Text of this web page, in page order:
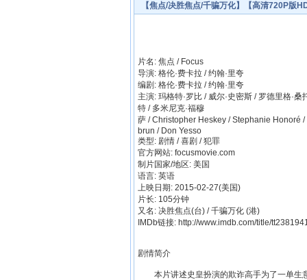
【焦点/决胜焦点/千骗万化】【高清720P版
片名: 焦点 / Focus
导演: 格伦·费卡拉 / 约翰·里夸
编剧: 格伦·费卡拉 / 约翰·里夸
主演: 玛格特·罗比 / 威尔·史密斯 / 罗德里格·
特 / 多米尼克·福穆
萨 / Christopher Heskey / Stephanie Honoré
brun / Don Yesso
类型: 剧情 / 喜剧 / 犯罪
官方网站: focusmovie.com
制片国家/地区: 美国
语言: 英语
上映日期: 2015-02-27(美国)
片长: 105分钟
又名: 决胜焦点(台) / 千骗万化 (港)
IMDb链接: http://www.imdb.com/title/
剧情简介
本片讲述史皇扮演的欺诈高手为了一单生